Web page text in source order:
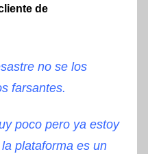
de
no se los
farsantes.
poco pero ya estoy
plataforma es un